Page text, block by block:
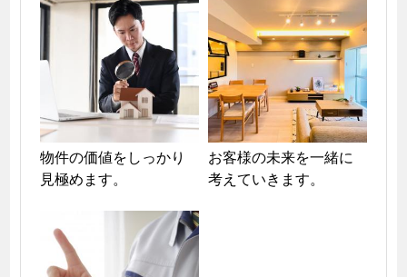
物件の価値をしっかり
見極めます。
お客様の未来を一緒に
考えていきます。